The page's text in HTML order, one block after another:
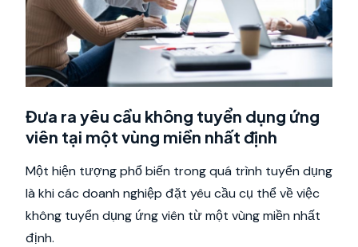
Đưa ra yêu cầu không tuyển dụng ứng
viên tại một vùng miền nhất định
Một hiện tượng phổ biến trong quá trình tuyển dụng
là khi các doanh nghiệp đặt yêu cầu cụ thể về việc
không tuyển dụng ứng viên từ một vùng miền nhất
định.